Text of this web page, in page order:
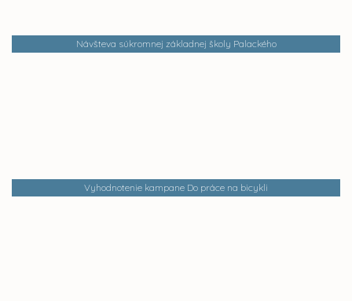
Návšteva súkromnej základnej školy Palackého
Vyhodnotenie kampane Do práce na bicykli